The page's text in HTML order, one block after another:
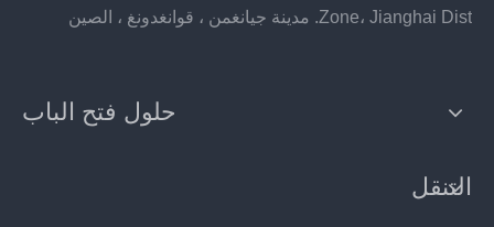
Zone، Jianghai Dist. مدينة جيانغمن ، قوانغدونغ ، الصين
حلول فتح الباب
التنقل